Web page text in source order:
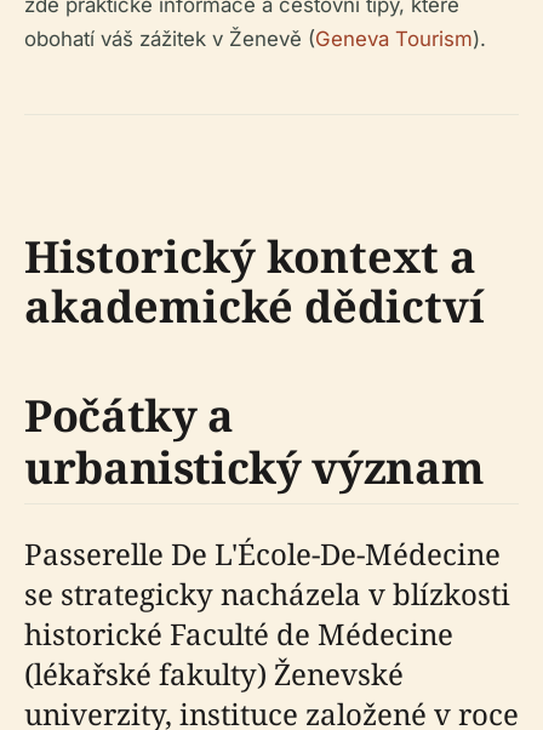
zde praktické informace a cestovní tipy, které
obohatí váš zážitek v Ženevě (Geneva Tourism).
Historický kontext a
akademické dědictví
Počátky a
urbanistický význam
Passerelle De L'École-De-Médecine
se strategicky nacházela v blízkosti
historické Faculté de Médecine
(lékařské fakulty) Ženevské
univerzity, instituce založené v roce